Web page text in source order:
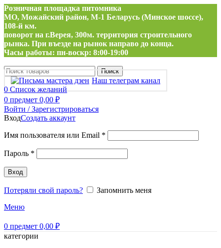
Розничная площадка питомника
МО, Можайский район, М-1 Беларусь (Минское шоссе),
108-й км.
поворот на г.Верея, 300м. территория строительного
рынка. При въезде на рынок направо до конца.
Часы работы: пн-воскр: 8:00-19:00
Поиск
Наш телеграм канал
0 Список желаний
0 предмет 0,00 ₽
Войти / Зарегистрироваться
ВходСоздать аккаунт
Имя пользователя или Email *
Пароль *
Вход
Потеряли свой пароль?
Запомнить меня
Меню
0 предмет 0,00 ₽
категории